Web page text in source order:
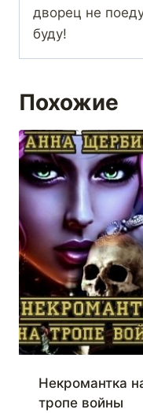
дворец не
буду!
Похожие
Некромантка
тропе войны